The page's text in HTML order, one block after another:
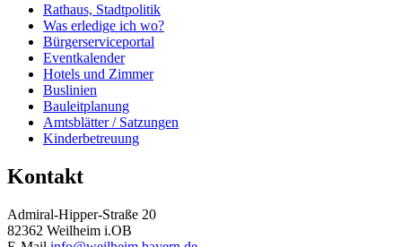
Rathaus, Stadtpolitik
Was erledige ich wo?
Bürgerserviceportal
Eventkalender
Hotels und Zimmer
Buslinien
Bauleitplanung
Amtsblätter / Satzungen
Kinderbetreuung
Kontakt
Admiral-Hipper-Straße 20
82362 Weilheim i.OB